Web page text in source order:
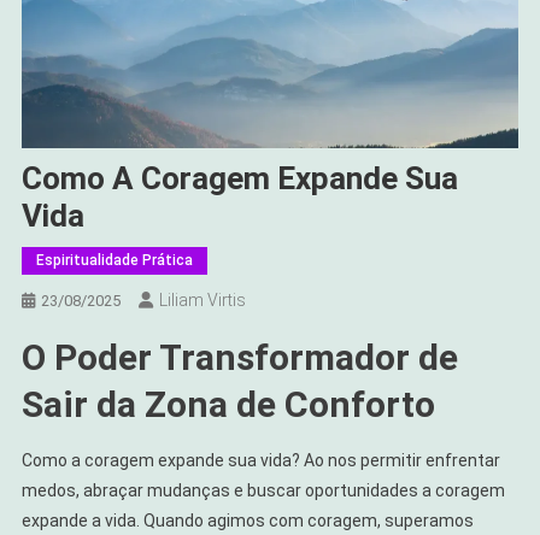
Como A Coragem Expande Sua
Vida
Espiritualidade Prática
23/08/2025 Liliam Virtis
O Poder Transformador de
Sair da Zona de Conforto
Como a coragem expande sua vida? Ao nos permitir enfrentar
medos, abraçar mudanças e buscar oportunidades a coragem
expande a vida. Quando agimos com coragem, superamos